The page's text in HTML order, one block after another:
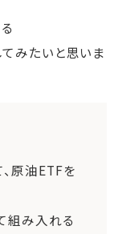
みたいと思いま
原油ETFを
組み入れる